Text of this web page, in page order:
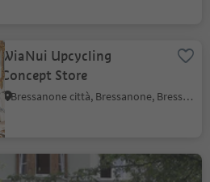
WiaNui Upcycling
Concept Store
Bressanone città, Bressanone, Bressanone e dintorni
Globus